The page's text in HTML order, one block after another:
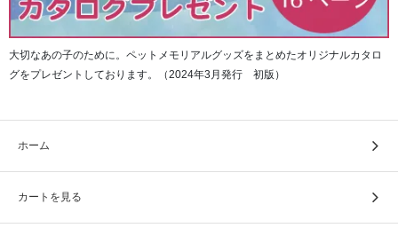
２）Wgripアウトソールにより、濡れた路面でも安心感のあ
る設計
大切なあの子のために。ペットメモリアルグッズをまとめたオリジナルカタロ
グをプレゼントしております。（2024年3月発行 初版）
ホーム
カートを見る